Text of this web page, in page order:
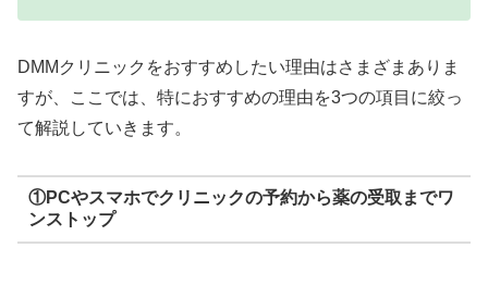
DMMクリニックをおすすめしたい理由はさまざまありま
すが、ここでは、特におすすめの理由を3つの項目に絞っ
て解説していきます。
①PCやスマホでクリニックの予約から薬の受取までワ
ンストップ